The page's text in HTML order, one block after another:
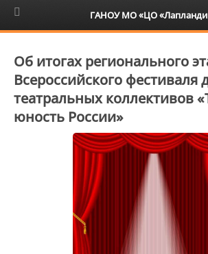
6+
Об итогах регионального
Всероссийского фестиваля
театральных коллективов
юность России»
ГАНОУ МО «ЦО